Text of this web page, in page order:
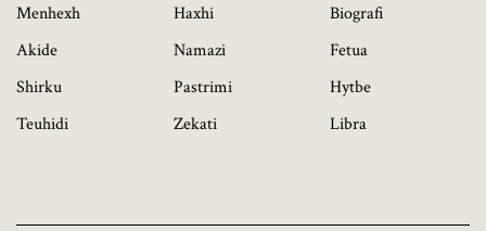
Menhexh
Akide
Shirku
Teuhidi
Haxhi
Namazi
Pastrimi
Zekati
Biografi
Fetua
Hytbe
Libra